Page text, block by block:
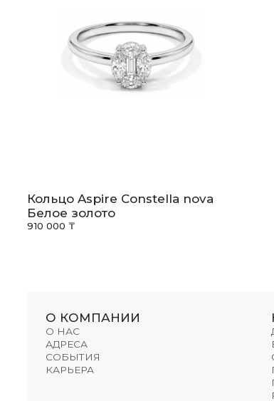
Кольцо Aspire Constella nova
Белое золото
910 000 ₸
О КОМПАНИИ
О НАС
АДРЕСА
СОБЫТИЯ
КАРЬЕРА